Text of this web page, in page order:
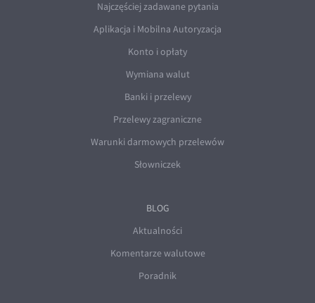
Najczęściej zadawane pytania
Aplikacja i Mobilna Autoryzacja
Konto i opłaty
Wymiana walut
Banki i przelewy
Przelewy zagraniczne
Warunki darmowych przelewów
Słowniczek
BLOG
Aktualności
Komentarze walutowe
Poradnik